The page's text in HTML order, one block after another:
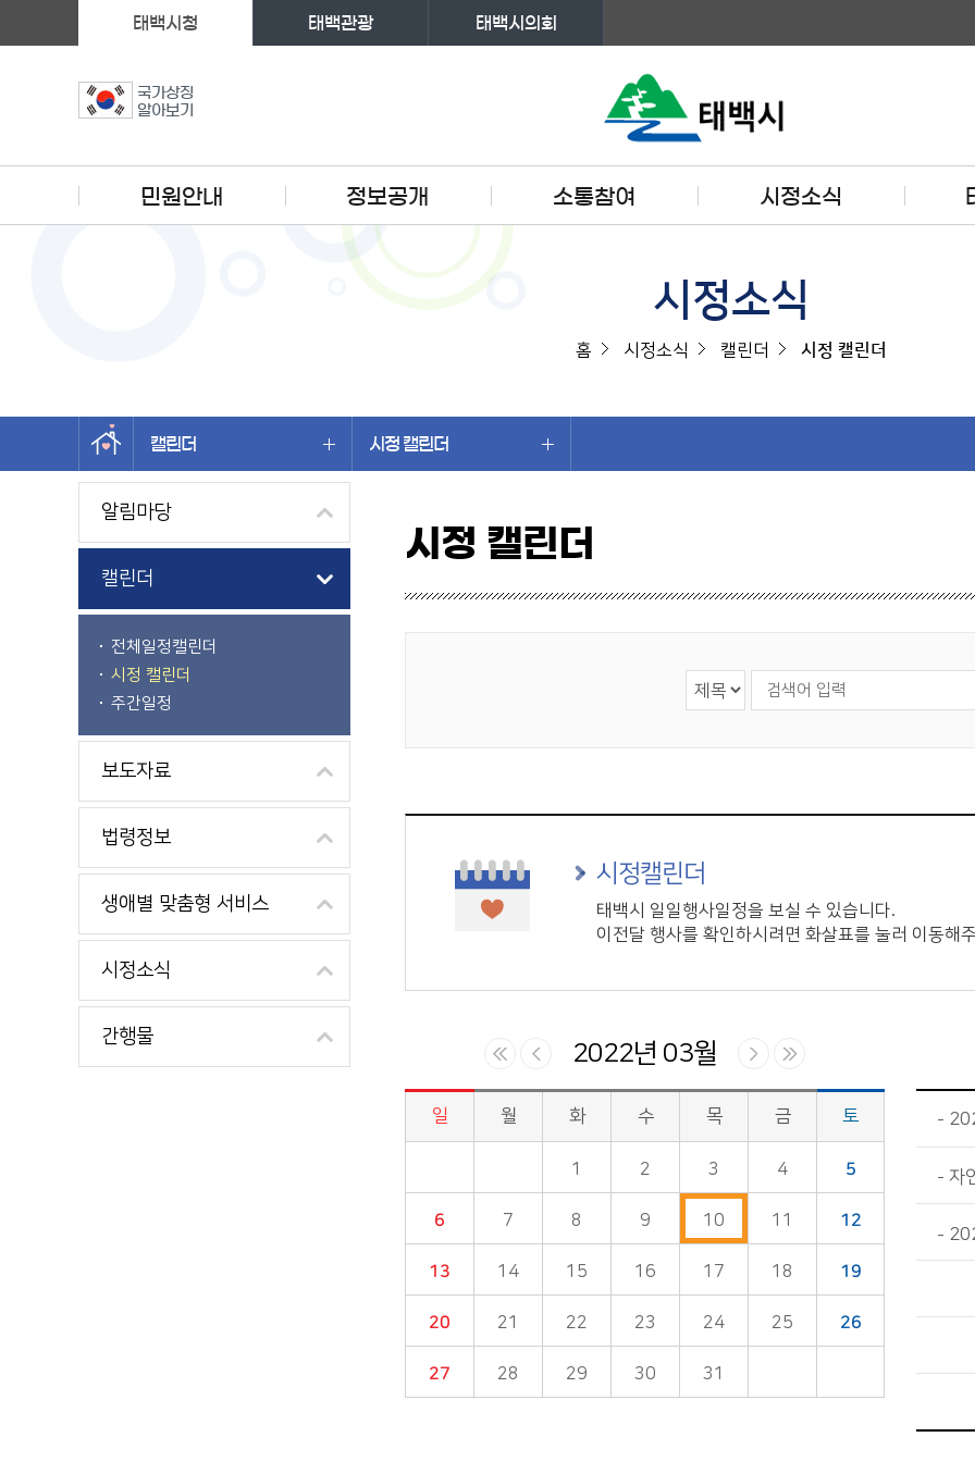
국가상징
알아보기
태백시청 태백관광 태백시의회
민원안내 정보공개 소통참여 시정소식
시정소식
홈 시정소식 캘린더 시정 캘린더
캘린더 시정 캘린더
왼쪽메뉴
알림마당
캘린더
전체일정캘린더
시정 캘린더
주간일정
보도자료
법령정보
생애별 맞춤형 서비스
시정소식
간행물
시정 캘린더
시정캘린더
태백시 일일행사일정을 보실 수 있습니다.
이전달 행사를 확인하시려면 화살표를 눌러 이동해
2022년 03월
시정소식>시정 캘린더 게시판의 (2022년 03월) 달력형태로 일정명, 일정내용을 제공합니다.
일 월 화 수 목 금 토
1 2 3 4 5
6 7 8 9 10 11 12
13 14 15 16 17 18 19
20 21 22 23 24 25 26
27 28 29 30 31
자